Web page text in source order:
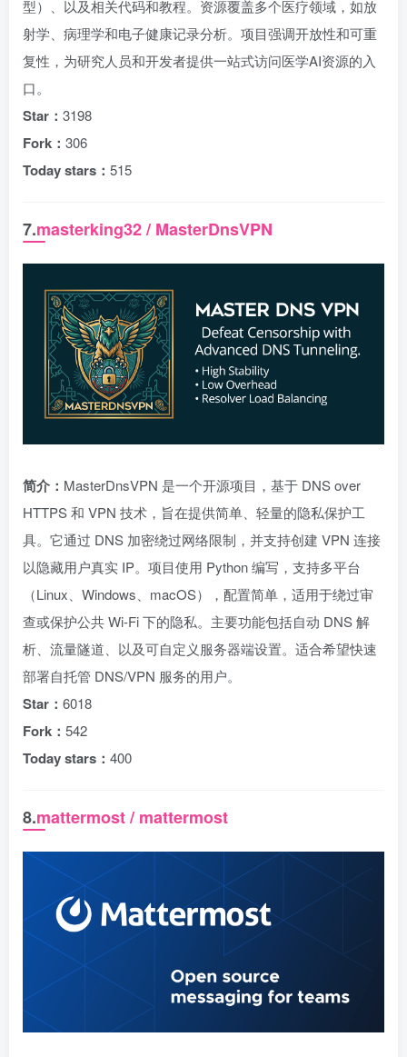
型）、以及相关代码和教程。资源覆盖多个医疗领域，如放
射学、病理学和电子健康记录分析。项目强调开放性和可重
复性，为研究人员和开发者提供一站式访问医学AI资源的入
口。
Star： 3198
Fork： 306
Today stars： 515
7.masterking32 / MasterDnsVPN
简介： MasterDnsVPN 是一个开源项目，基于 DNS over
HTTPS 和 VPN 技术，旨在提供简单、轻量的隐私保护工
具。它通过 DNS 加密绕过网络限制，并支持创建 VPN 连接
以隐藏用户真实 IP。项目使用 Python 编写，支持多平台
（Linux、Windows、macOS），配置简单，适用于绕过审
查或保护公共 Wi-Fi 下的隐私。主要功能包括自动 DNS 解
析、流量隧道、以及可自定义服务器端设置。适合希望快速
部署自托管 DNS/VPN 服务的用户。
Star： 6018
Fork： 542
Today stars： 400
8.mattermost / mattermost